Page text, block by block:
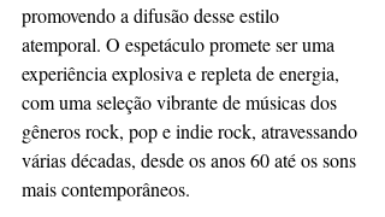
promovendo a difusão desse estilo
atemporal. O espetáculo promete ser uma
experiência explosiva e repleta de energia,
com uma seleção vibrante de músicas dos
gêneros rock, pop e indie rock, atravessando
várias décadas, desde os anos 60 até os sons
mais contemporâneos.